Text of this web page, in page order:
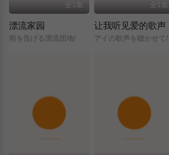
全1集
漂流家园
雨を告げる漂流団地/
全1集
让我听见爱的歌声
アイの歌声を聴かせて/